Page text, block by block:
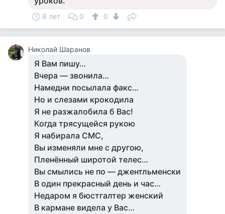
8 лет 0 0
Николай Шаранов
Я Вам пишу…
Вчера — звонила…
Намедни посылала факс…
Но и слезами крокодила
Я не разжалобила б Вас!
Когда трясущейся рукою
Я набирала СМС,
Вы изменяли мне с другою,
Пленённый широтой телес…
Вы смылись не по — джентльменски
В один прекрасный день и час…
Недаром я бюстгалтер женский
В кармане видела у Вас…